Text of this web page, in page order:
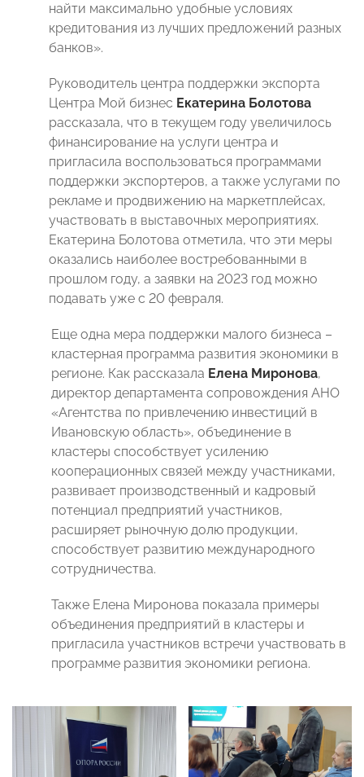
найти максимально удобные условиях
кредитования из лучших предложений разных
банков».
Руководитель центра поддержки экспорта
Центра Мой бизнес Екатерина Болотова
рассказала, что в текущем году увеличилось
финансирование на услуги центра и
пригласила воспользоваться программами
поддержки экспортеров, а также услугами по
рекламе и продвижению на маркетплейсах,
участвовать в выставочных мероприятиях.
Екатерина Болотова отметила, что эти меры
оказались наиболее востребованными в
прошлом году, а заявки на 2023 год можно
подавать уже с 20 февраля.
Еще одна мера поддержки малого бизнеса –
кластерная программа развития экономики в
регионе. Как рассказала Елена Миронова,
директор департамента сопровождения АНО
«Агентства по привлечению инвестиций в
Ивановскую область», объединение в
кластеры способствует усилению
кооперационных связей между участниками,
развивает производственный и кадровый
потенциал предприятий участников,
расширяет рыночную долю продукции,
способствует развитию международного
сотрудничества.
Также Елена Миронова показала примеры
объединения предприятий в кластеры и
пригласила участников встречи участвовать в
программе развития экономики региона.